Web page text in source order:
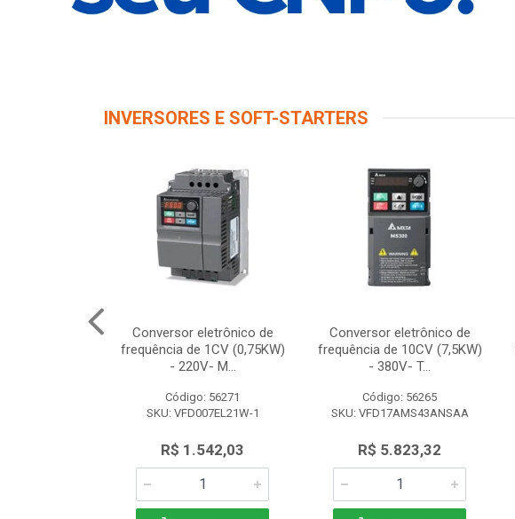
INVERSORES E SOFT-STARTERS
Conversor eletrônico de
frequência de 1CV (0,75KW)
- 220V- M...
Código: 56271
SKU: VFD007EL21W-1
R$ 1.542,03
Conversor eletrônico de
frequência de 10CV (7,5KW)
- 380V- T...
Código: 56265
SKU: VFD17AMS43ANSAA
R$ 5.823,32